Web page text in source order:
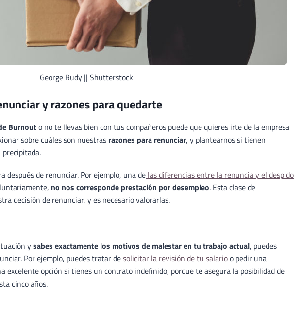
George Rudy || Shutterstock
y razones para quedarte
Burnouto no te llevas bien con tus compañeros puede que quieres irte de la empresa
sobre cuáles son nuestras razones para renunciar, y plantearnos si tienen
después de renunciar. Por ejemplo, una de las diferencias entre la renuncia y el despido
no nos corresponde prestación por desempleo. Esta clase de
decisión de renunciar, y es necesario valorarlas.
ysabes exactamente los motivos de malestar en tu trabajo actual, puedes
Por ejemplo, puedes tratar desolicitar la revisión de tu salarioo pedir una
excelente opción si tienes un contrato indefinido, porque te asegura la posibilidad de
cinco años.